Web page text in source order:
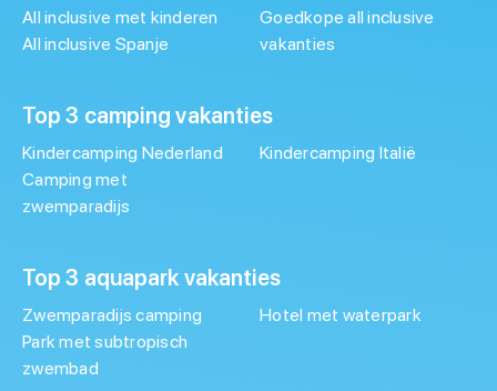
All inclusive met kinderen
All inclusive Spanje
Goedkope all inclusive
vakanties
Top 3 camping vakanties
Kindercamping Nederland
Camping met
zwemparadijs
Kindercamping Italië
Top 3 aquapark vakanties
Zwemparadijs camping
Park met subtropisch
zwembad
Hotel met waterpark